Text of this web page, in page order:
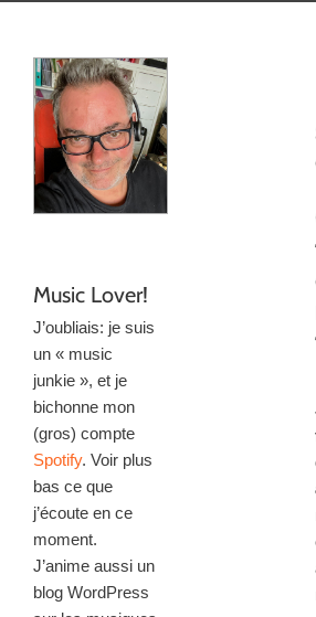
Music Lover!
J’oubliais: je suis
un « music
junkie », et je
bichonne mon
(gros) compte
Spotify. Voir plus
bas ce que
j’écoute en ce
moment.
J’anime aussi un
blog WordPress